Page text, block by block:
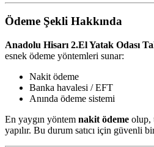
Ödeme Şekli Hakkında
Anadolu Hisarı 2.El Yatak Odası
esnek ödeme yöntemleri sunar:
Nakit ödeme
Banka havalesi / EFT
Anında ödeme sistemi
En yaygın yöntem nakit ödeme olup,
yapılır. Bu durum satıcı için güvenli